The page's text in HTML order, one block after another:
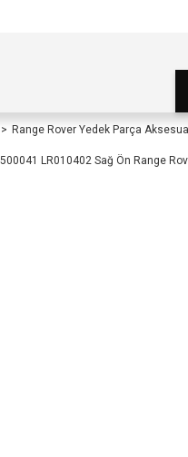
Range Rover Yedek Parça